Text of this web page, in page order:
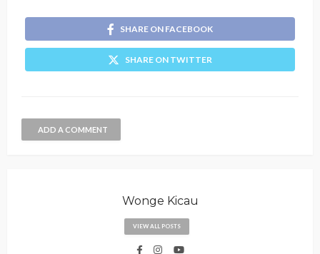
SHARE ON FACEBOOK
SHARE ON TWITTER
ADD A COMMENT
Wonge Kicau
VIEW ALL POSTS